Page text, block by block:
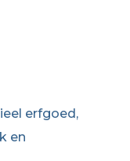
erfgoed,
en